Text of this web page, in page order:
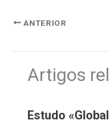
ANTERIOR
Artigos
Estudo